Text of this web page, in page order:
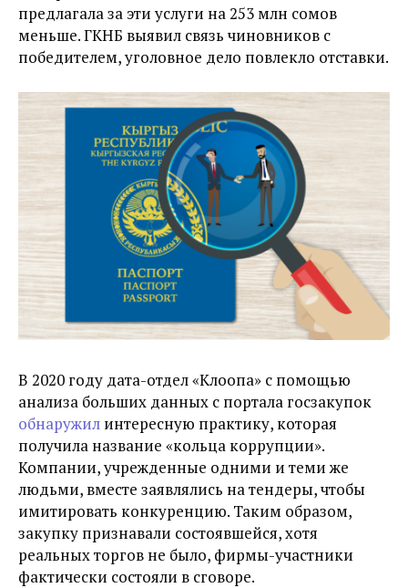
предлагала за эти услуги на 253 млн сомов
меньше. ГКНБ выявил связь чиновников с
победителем, уголовное дело повлекло отставки.
В 2020 году дата-отдел «Клоопа» с помощью
анализа больших данных с портала госзакупок
обнаружил интересную практику, которая
получила название «кольца коррупции».
Компании, учрежденные одними и теми же
людьми, вместе заявлялись на тендеры, чтобы
имитировать конкуренцию. Таким образом,
закупку признавали состоявшейся, хотя
реальных торгов не было, фирмы-участники
фактически состояли в сговоре.